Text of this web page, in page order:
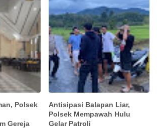
Polsek
Gereja
Antisipasi Balapan Liar,
Polsek Mempawah Hulu
Gelar Patroli